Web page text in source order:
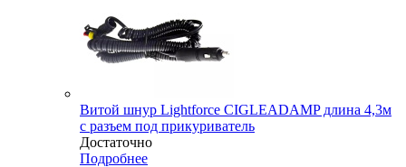
Витой шнур Lightforce CIGLEADAMP длина 4,3м
с разъем под прикуриватель
Достаточно
Подробнее